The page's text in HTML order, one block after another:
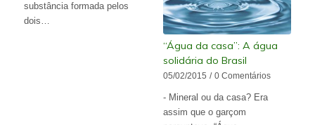
substância formada pelos
dois…
“Água da casa”: A água
solidária do Brasil
05/02/2015 / 0 Comentários
- Mineral ou da casa? Era
assim que o garçom